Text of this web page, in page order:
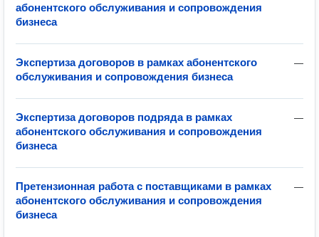
абонентского обслуживания и сопровождения
бизнеса
—
Экспертиза договоров в рамках абонентского
обслуживания и сопровождения бизнеса
—
Экспертиза договоров подряда в рамках
абонентского обслуживания и сопровождения
бизнеса
—
Претензионная работа с поставщиками в рамках
абонентского обслуживания и сопровождения
бизнеса